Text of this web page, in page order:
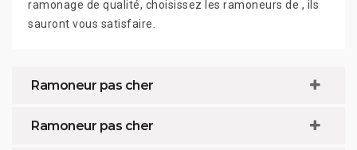
ramonage de qualité, choisissez les ramoneurs de , ils
sauront vous satisfaire.
Ramoneur pas cher
Ramoneur pas cher